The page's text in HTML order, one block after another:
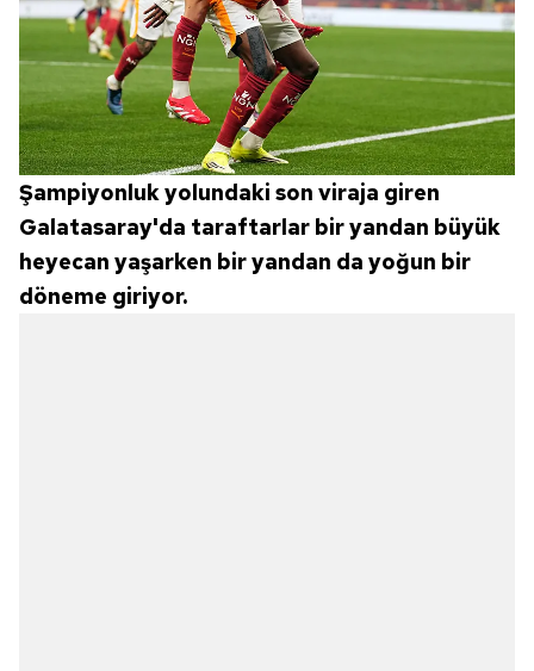
Şampiyonluk yolundaki son viraja giren
Galatasaray'da taraftarlar bir yandan büyük
heyecan yaşarken bir yandan da yoğun bir
döneme giriyor.